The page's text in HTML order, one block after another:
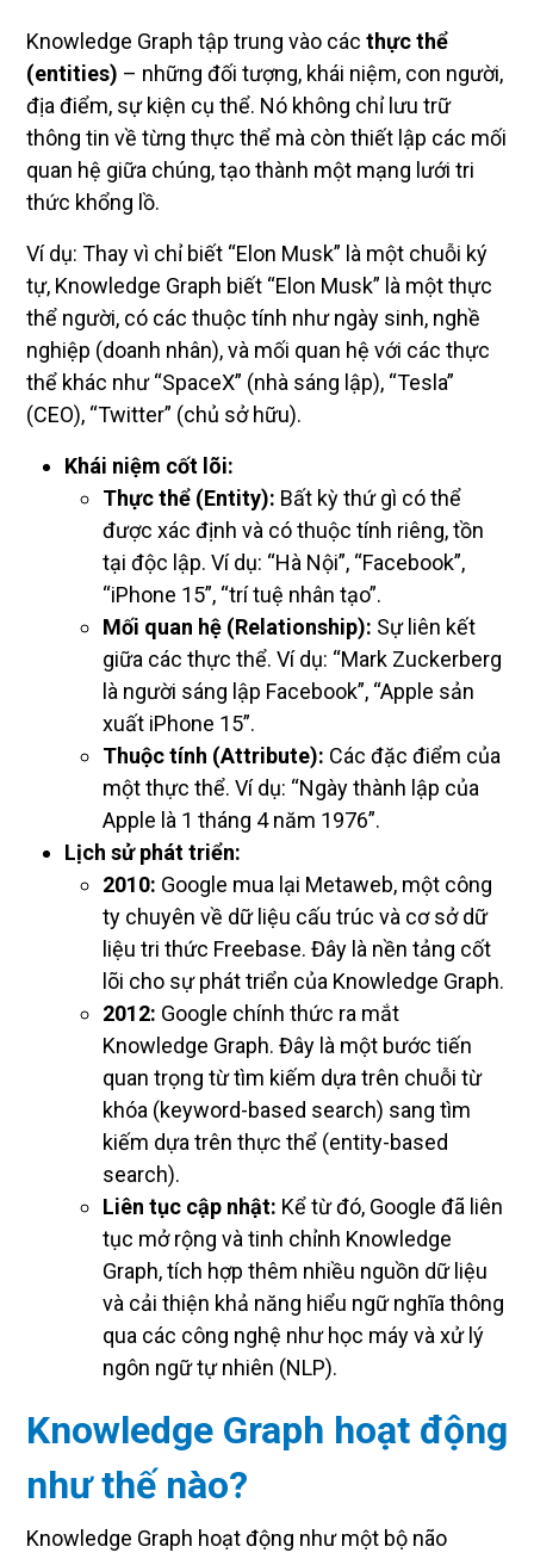
Knowledge Graph tập trung vào các thực thể
(entities) – những đối tượng, khái niệm, con người,
địa điểm, sự kiện cụ thể. Nó không chỉ lưu trữ
thông tin về từng thực thể mà còn thiết lập các mối
quan hệ giữa chúng, tạo thành một mạng lưới tri
thức khổng lồ.
Ví dụ: Thay vì chỉ biết “Elon Musk” là một chuỗi ký
tự, Knowledge Graph biết “Elon Musk” là một thực
thể người, có các thuộc tính như ngày sinh, nghề
nghiệp (doanh nhân), và mối quan hệ với các thực
thể khác như “SpaceX” (nhà sáng lập), “Tesla”
(CEO), “Twitter” (chủ sở hữu).
Khái niệm cốt lõi:
Thực thể (Entity): Bất kỳ thứ gì có thể
được xác định và có thuộc tính riêng, tồn
tại độc lập. Ví dụ: “Hà Nội”, “Facebook”,
“iPhone 15”, “trí tuệ nhân tạo”.
Mối quan hệ (Relationship): Sự liên kết
giữa các thực thể. Ví dụ: “Mark Zuckerberg
là người sáng lập Facebook”, “Apple sản
xuất iPhone 15”.
Thuộc tính (Attribute): Các đặc điểm của
một thực thể. Ví dụ: “Ngày thành lập của
Apple là 1 tháng 4 năm 1976”.
Lịch sử phát triển:
2010: Google mua lại Metaweb, một công
ty chuyên về dữ liệu cấu trúc và cơ sở dữ
liệu tri thức Freebase. Đây là nền tảng cốt
lõi cho sự phát triển của Knowledge Graph.
2012: Google chính thức ra mắt
Knowledge Graph. Đây là một bước tiến
quan trọng từ tìm kiếm dựa trên chuỗi từ
khóa (keyword-based search) sang tìm
kiếm dựa trên thực thể (entity-based
search).
Liên tục cập nhật: Kể từ đó, Google đã liên
tục mở rộng và tinh chỉnh Knowledge
Graph, tích hợp thêm nhiều nguồn dữ liệu
và cải thiện khả năng hiểu ngữ nghĩa thông
qua các công nghệ như học máy và xử lý
ngôn ngữ tự nhiên (NLP).
Knowledge Graph hoạt động
như thế nào?
Knowledge Graph hoạt động như một bộ não